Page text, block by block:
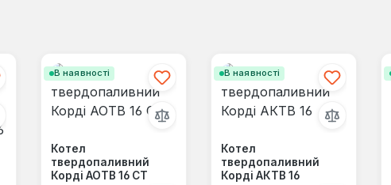
В наявності
Котел
твердопаливний
Корді АОТВ 16 CT
В наявності
Котел
твердопаливний
Корді АКТВ 16